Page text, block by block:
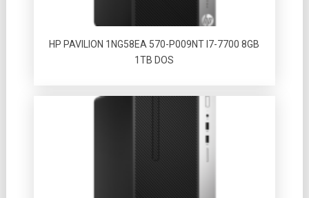
HP PAVILION 1NG58EA 570-P009NT I7-7700 8GB
1TB DOS